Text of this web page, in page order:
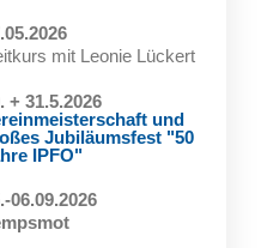
mit Leonie Lückert
+ 31.5.2026
und
Jubiläumsfest "50
IPFO"
06.09.2026